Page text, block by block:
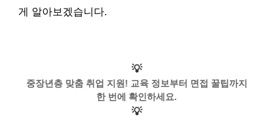
게 알아보겠습니다.
💡
중장년층 맞춤 취업 지원! 교육 정보부터 면접 꿀팁까지
한 번에 확인하세요.
💡